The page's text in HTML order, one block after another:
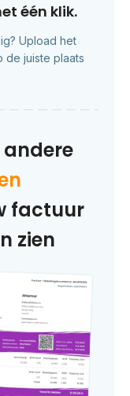
één klik.
Upload het
de juiste plaats
factuur
zien